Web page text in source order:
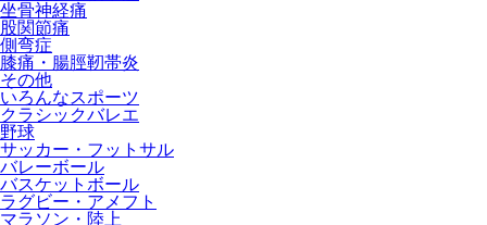
坐骨神経痛
股関節痛
側弯症
膝痛・腸脛靭帯炎
その他
いろんなスポーツ
クラシックバレエ
野球
サッカー・フットサル
バレーボール
バスケットボール
ラグビー・アメフト
マラソン・陸上